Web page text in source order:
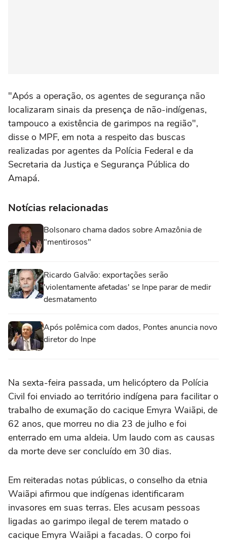
"Após a operação, os agentes de segurança não
localizaram sinais da presença de não-indígenas,
tampouco a existência de garimpos na região",
disse o MPF, em nota a respeito das buscas
realizadas por agentes da Polícia Federal e da
Secretaria da Justiça e Segurança Pública do
Amapá.
Notícias relacionadas
Bolsonaro chama dados sobre Amazônia de
"mentirosos"
Ricardo Galvão: exportações serão
'violentamente afetadas' se Inpe parar de medir
desmatamento
Após polêmica com dados, Pontes anuncia novo
diretor do Inpe
Na sexta-feira passada, um helicóptero da Polícia
Civil foi enviado ao território indígena para facilitar o
trabalho de exumação do cacique Emyra Waiãpi, de
62 anos, que morreu no dia 23 de julho e foi
enterrado em uma aldeia. Um laudo com as causas
da morte deve ser concluído em 30 dias.
Em reiteradas notas públicas, o conselho da etnia
Waiãpi afirmou que indígenas identificaram
invasores em suas terras. Eles acusam pessoas
ligadas ao garimpo ilegal de terem matado o
cacique Emyra Waiãpi a facadas. O corpo foi